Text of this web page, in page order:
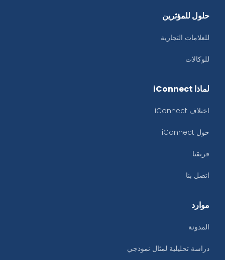
حلول للمؤثرين
للعلامات التجارية
للوكالات
لماذا iConnect
اختلاف iConnect
حول iConnect
فريقنا
اتصل بنا
موارد
المدونة
دراسة تحليلية لمثال نموذجي